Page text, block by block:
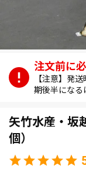
【注意】発
期後半になる
矢竹水産・坂
個）